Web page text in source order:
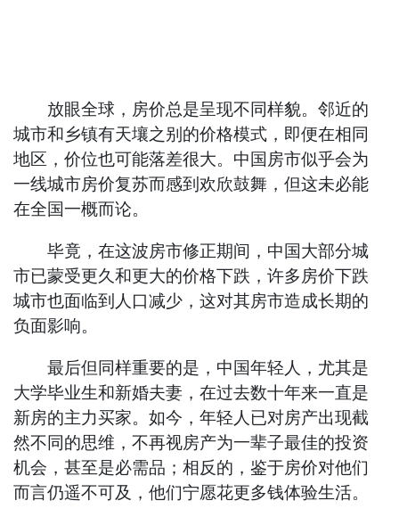
放眼全球，房价总是呈现不同样貌。邻近的
城市和乡镇有天壤之别的价格模式，即便在相同
地区，价位也可能落差很大。中国房市似乎会为
一线城市房价复苏而感到欢欣鼓舞，但这未必能
在全国一概而论。
毕竟，在这波房市修正期间，中国大部分城
市已蒙受更久和更大的价格下跌，许多房价下跌
城市也面临到人口减少，这对其房市造成长期的
负面影响。
最后但同样重要的是，中国年轻人，尤其是
大学毕业生和新婚夫妻，在过去数十年来一直是
新房的主力买家。如今，年轻人已对房产出现截
然不同的思维，不再视房产为一辈子最佳的投资
机会，甚至是必需品；相反的，鉴于房价对他们
而言仍遥不可及，他们宁愿花更多钱体验生活。